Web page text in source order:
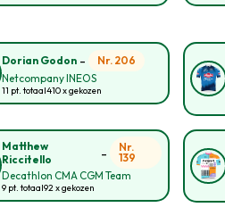
Dorian Godon-
Nr. 206
Netcompany INEOS
11 pt. totaal410 x gekozen
Matthew
Riccitello
-
Nr.
139
Decathlon CMA CGM Team
9 pt. totaal92 x gekozen